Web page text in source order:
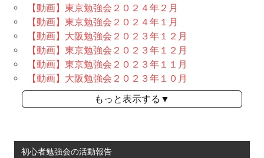
【動画】東京勉強会２０２４年２月
【動画】東京勉強会２０２４年１月
【動画】大阪勉強会２０２３年１２月
【動画】東京勉強会２０２３年１２月
【動画】東京勉強会２０２３年１１月
【動画】大阪勉強会２０２３年１０月
もっと表示する▼
初心者勉強会の活動報告